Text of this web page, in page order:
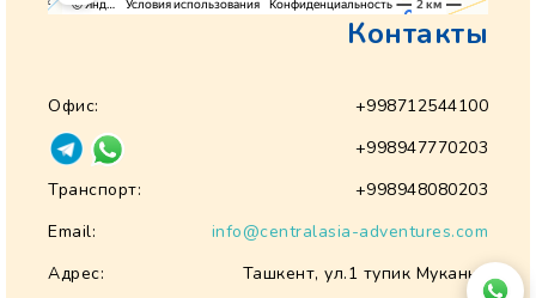
Контакты
Офис:
+998712544100
+998947770203
Транспорт:
+998948080203
Email:
info@centralasia-adventures.com
Адрес:
Ташкент, ул.1 тупик Муканна